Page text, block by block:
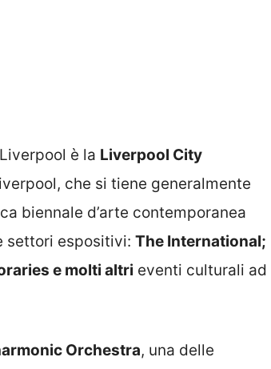
è la Liverpool City
che si tiene generalmente
biennale d’arte contemporanea
settori espositivi: The International;
e molti altri eventi culturali ad
Orchestra, una delle